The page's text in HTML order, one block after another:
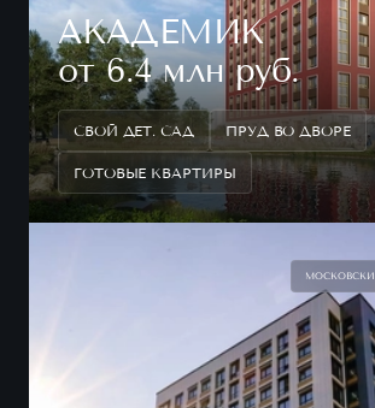
АКАДЕМИК
от 6.4 млн руб.
СВОЙ ДЕТ. САД ПРУД ВО ДВОРЕ
ГОТОВЫЕ КВАРТИРЫ